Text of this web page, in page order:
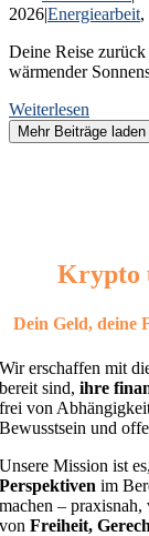
2026|Energiearbeit,
Deine Reise
wärmender
Weiterlesen
Mehr Beiträge laden
Krypto
Dein Geld, deine
Wir erschaffen mit
bereit sind,ihre
frei von
Bewusstsein und
Unsere Mission ist
Perspektiven im
machen –
vonFreiheit,